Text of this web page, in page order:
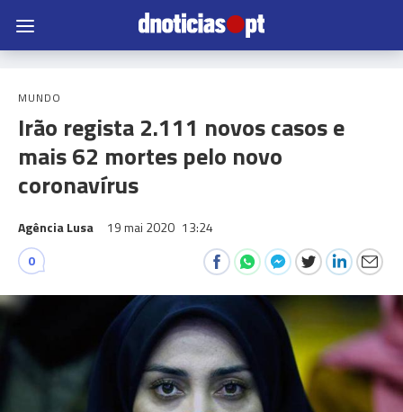
MUNDO
Irão regista 2.111 novos casos e
mais 62 mortes pelo novo
coronavírus
Agência Lusa 19 mai 2020 13:24
0